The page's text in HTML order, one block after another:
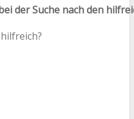
der Suche nach den